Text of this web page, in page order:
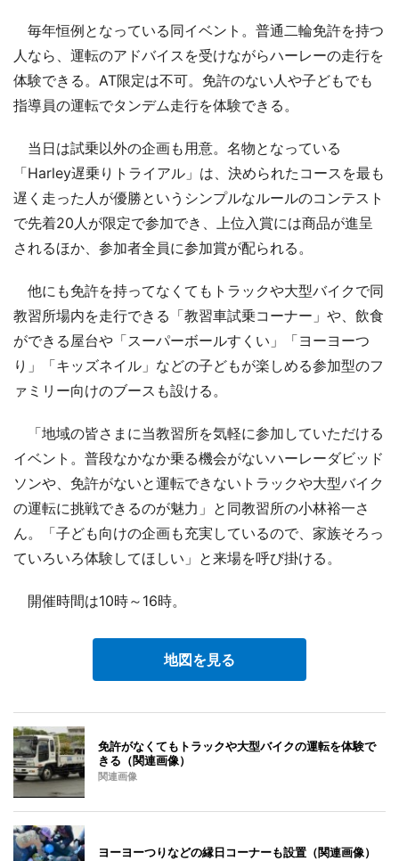
毎年恒例となっている同イベント。普通二輪免許を持つ
人なら、運転のアドバイスを受けながらハーレーの走行を
体験できる。AT限定は不可。免許のない人や子どもでも
指導員の運転でタンデム走行を体験できる。
当日は試乗以外の企画も用意。名物となっている
「Harley遅乗りトライアル」は、決められたコースを最も
遅く走った人が優勝というシンプルなルールのコンテスト
で先着20人が限定で参加でき、上位入賞には商品が進呈
されるほか、参加者全員に参加賞が配られる。
他にも免許を持ってなくてもトラックや大型バイクで同
教習所場内を走行できる「教習車試乗コーナー」や、飲食
ができる屋台や「スーパーボールすくい」「ヨーヨーつ
り」「キッズネイル」などの子どもが楽しめる参加型のフ
ァミリー向けのブースも設ける。
「地域の皆さまに当教習所を気軽に参加していただける
イベント。普段なかなか乗る機会がないハーレーダビッド
ソンや、免許がないと運転できないトラックや大型バイク
の運転に挑戦できるのが魅力」と同教習所の小林裕一さ
ん。「子ども向けの企画も充実しているので、家族そろっ
ていろいろ体験してほしい」と来場を呼び掛ける。
開催時間は10時～16時。
地図を見る
免許がなくてもトラックや大型バイクの運転を体験で
きる（関連画像）
関連画像
ヨーヨーつりなどの縁日コーナーも設置（関連画像）